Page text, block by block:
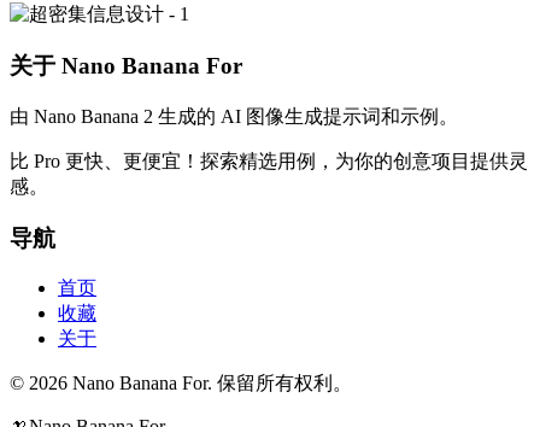
关于 Nano Banana For
由 Nano Banana 2 生成的 AI 图像生成提示词和示例。
比 Pro 更快、更便宜！探索精选用例，为你的创意项目提供灵
感。
导航
首页
收藏
关于
© 2026 Nano Banana For. 保留所有权利。